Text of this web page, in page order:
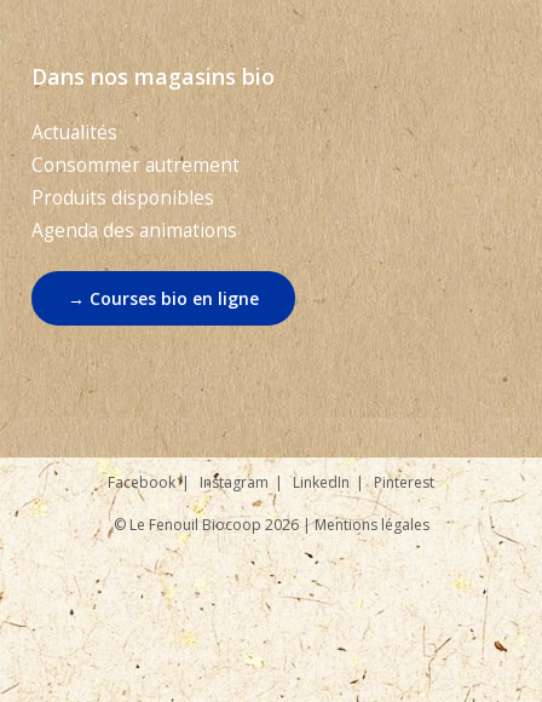
Dans nos magasins bio
Actualités
Consommer autrement
Produits disponibles
Agenda des animations
→ Courses bio en ligne
Facebook Instagram LinkedIn Pinterest
© Le Fenouil Biocoop 2026 |Mentions légales